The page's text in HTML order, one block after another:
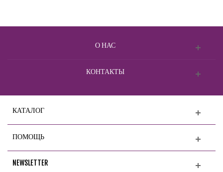
О НАС
КОНТАКТЫ
КАТАЛОГ
ПОМОЩЬ
NEWSLETTER